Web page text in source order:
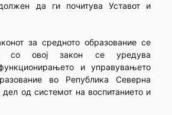
да ги почитува Уставот и
за средното образование се
со овој закон се уредува
функционирањето и управувањето
во Република Северна
дел од системот на воспитанието и